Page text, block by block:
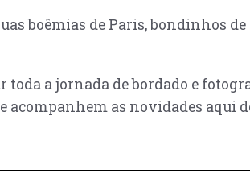
boêmias de Paris, bondinhos
a jornada de bordado e
acompanhem as novidades aqui